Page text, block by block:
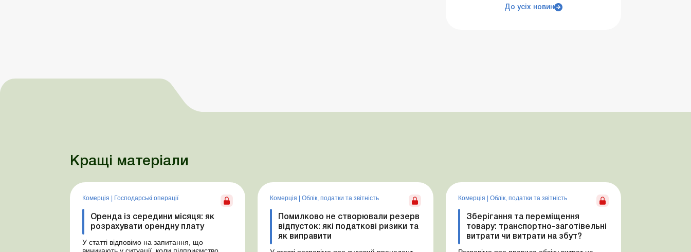
До усіх новин
Кращі матеріали
Комерція Господарські операції
Оренда із середини місяця: як
розрахувати орендну плату
У статті відповімо на запитання, що
Комерція Облік, податки та звiтнiсть
Помилково не створювали резерв
відпусток: які податкові ризики та
як виправити
Комерція Облік, податки та звiтнiсть
Зберігання та переміщення
товару: транспортно-заготівельні
витрати чи витрати на збут?